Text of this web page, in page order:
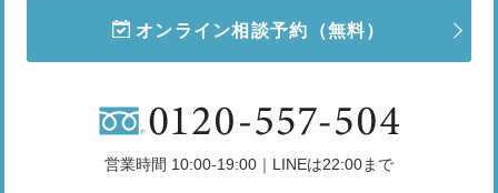
オンライン相談予約 （無料）
営業時間 10:00-19:00｜LINEは22:00まで